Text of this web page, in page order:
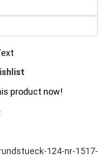
product now!